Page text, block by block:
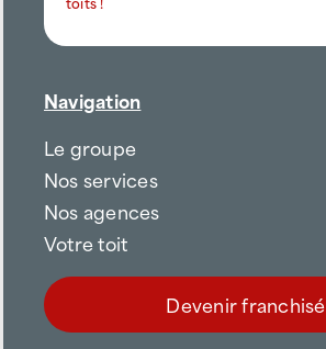
Navigation
Le groupe
Nos services
Nos agences
Votre toit
Devenir franchisé